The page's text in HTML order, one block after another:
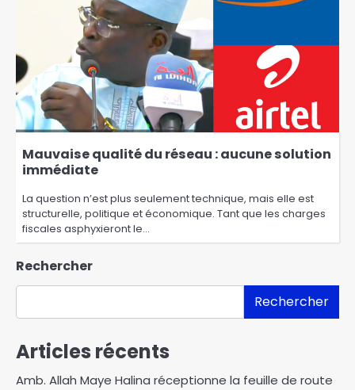
Mauvaise qualité du réseau : aucune solution
immédiate
La question n’est plus seulement technique, mais elle est
structurelle, politique et économique. Tant que les charges
fiscales asphyxieront le…
Rechercher
Rechercher
Articles récents
Amb. Allah Maye Halina réceptionne la feuille de route